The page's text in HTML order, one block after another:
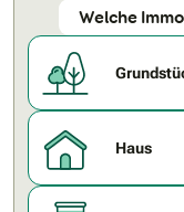
Welche
Haus